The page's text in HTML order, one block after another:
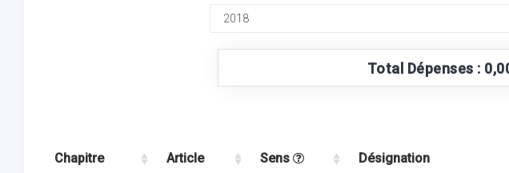
Total Dépenses :
Chapitre Article Sens Désignation